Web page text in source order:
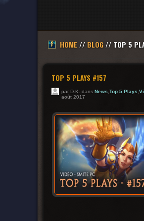
HOME // BLOG// TOP 5
TOP 5 PLAYS #157
par D.K. dans News,Top 5 Plays,
août 2017